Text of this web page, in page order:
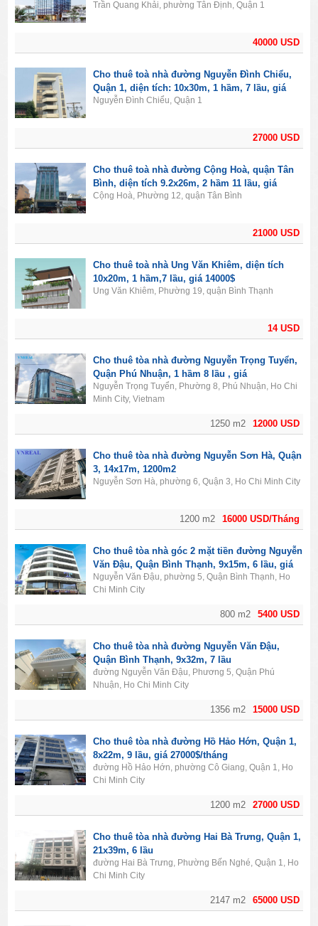
40000 USD
40000USD
Trần Quang Khải, phường Tân Định, Quận 1
27000 USD
Cho thuê toà nhà đường Nguyễn Đình Chiểu,
Quận 1, diện tích: 10x30m, 1 hầm, 7 lầu, giá
27000$
Nguyễn Đình Chiểu, Quận 1
21000 USD
Cho thuê toà nhà đường Cộng Hoà, quận Tân
Bình, diện tích 9.2x26m, 2 hầm 11 lầu, giá
21000$
Cộng Hoà, Phường 12, quận Tân Bình
14 USD
Cho thuê toà nhà Ung Văn Khiêm, diện tích
10x20m, 1 hầm,7 lầu, giá 14000$
Ung Văn Khiêm, Phường 19, quận Bình Thạnh
12000 USD
1250 m2
Cho thuê tòa nhà đường Nguyễn Trọng Tuyển,
Quận Phú Nhuận, 1 hầm 8 lầu , giá
12000$/tháng
Nguyễn Trọng Tuyển, Phường 8, Phú Nhuận, Ho Chi
Minh City, Vietnam
16000 USD/Tháng
1200 m2
Cho thuê tòa nhà đường Nguyễn Sơn Hà, Quận
3, 14x17m, 1200m2
Nguyễn Sơn Hà, phường 6, Quận 3, Ho Chi Minh City
5400 USD
800 m2
Cho thuê tòa nhà góc 2 mặt tiền đường Nguyễn
Văn Đậu, Quận Bình Thạnh, 9x15m, 6 lầu, giá
125 triệu/tháng
Nguyễn Văn Đậu, phường 5, Quận Bình Thạnh, Ho
Chi Minh City
15000 USD
1356 m2
Cho thuê tòa nhà đường Nguyễn Văn Đậu,
Quận Bình Thạnh, 9x32m, 7 lầu
đường Nguyễn Văn Đậu, Phương 5, Quận Phú
Nhuận, Ho Chi Minh City
27000 USD
1200 m2
Cho thuê tòa nhà đường Hồ Hảo Hớn, Quận 1,
8x22m, 9 lầu, giá 27000$/tháng
đường Hồ Hảo Hớn, phường Cô Giang, Quận 1, Ho
Chi Minh City
65000 USD
2147 m2
Cho thuê tòa nhà đường Hai Bà Trưng, Quận 1,
21x39m, 6 lầu
đường Hai Bà Trưng, Phường Bến Nghé, Quận 1, Ho
Chi Minh City